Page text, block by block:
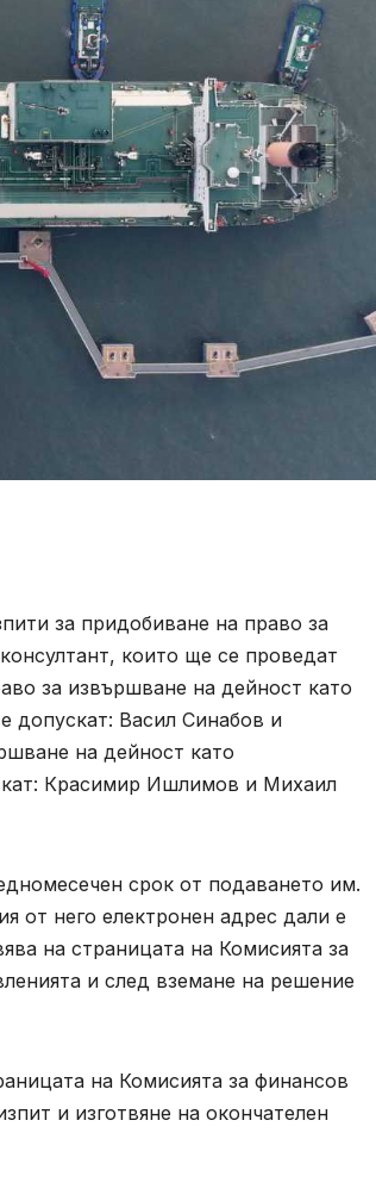
за придобиване на право за
които ще се проведат
за извършване на дейност като
допускат: Васил Синабов и
на дейност като
Красимир Ишлимов и Михаил
срок от подаването им.
от него електронен адрес дали е
на страницата на Комисията за
и след вземане на решение
на Комисията за финансов
и изготвяне на окончателен